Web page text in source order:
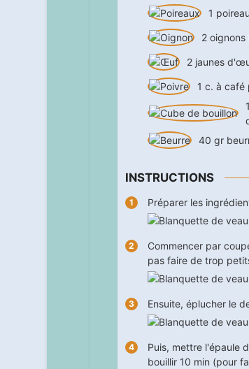
1 poireau
2 oignons
2 jaunes
1 c. à café
1
40 gr
INSTRUCTIONS
Préparer les
Commencer par
pas faire de trop
Ensuite, éplucher le
Puis, mettre l'épaule
bouillir 10 min (pour